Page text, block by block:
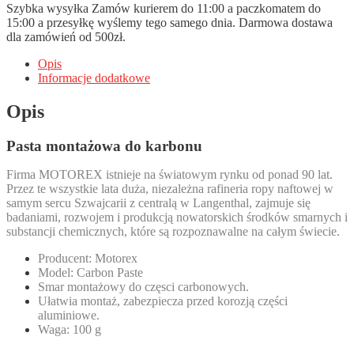
Szybka wysyłka Zamów kurierem do 11:00 a paczkomatem do
15:00 a przesyłkę wyślemy tego samego dnia. Darmowa dostawa
dla zamówień od 500zł.
Opis
Informacje dodatkowe
Opis
Pasta montażowa do karbonu
Firma MOTOREX istnieje na światowym rynku od ponad 90 lat.
Przez te wszystkie lata duża, niezależna rafineria ropy naftowej w
samym sercu Szwajcarii z centralą w Langenthal, zajmuje się
badaniami, rozwojem i produkcją nowatorskich środków smarnych i
substancji chemicznych, które są rozpoznawalne na całym świecie.
Producent: Motorex
Model: Carbon Paste
Smar montażowy do częsci carbonowych.
Ułatwia montaż, zabezpiecza przed korozją części
aluminiowe.
Waga: 100 g